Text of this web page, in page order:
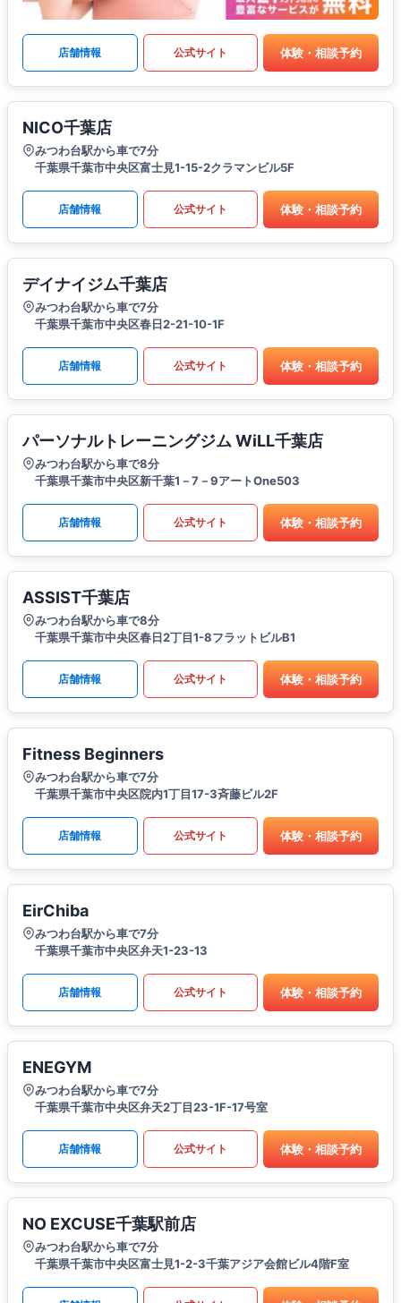
店舗情報 公式サイト 体験・相談予約
NICO千葉店
みつわ台駅から車で7分
千葉県千葉市中央区富士見1-15-2クラマンビル5F
店舗情報 公式サイト 体験・相談予約
デイナイジム千葉店
みつわ台駅から車で7分
千葉県千葉市中央区春日2-21-10-1F
店舗情報 公式サイト 体験・相談予約
パーソナルトレーニングジム WiLL千葉店
みつわ台駅から車で8分
千葉県千葉市中央区新千葉1－7－9アートOne503
店舗情報 公式サイト 体験・相談予約
ASSIST千葉店
みつわ台駅から車で8分
千葉県千葉市中央区春日2丁目1-8フラットビルB1
店舗情報 公式サイト 体験・相談予約
Fitness Beginners
みつわ台駅から車で7分
千葉県千葉市中央区院内1丁目17-3斉藤ビル2F
店舗情報 公式サイト 体験・相談予約
EirChiba
みつわ台駅から車で7分
千葉県千葉市中央区弁天1-23-13​
店舗情報 公式サイト 体験・相談予約
ENEGYM
みつわ台駅から車で7分
千葉県千葉市中央区弁天2丁目23-1F-17号室
店舗情報 公式サイト 体験・相談予約
NO EXCUSE千葉駅前店
みつわ台駅から車で7分
千葉県千葉市中央区富士見1-2-3千葉アジア会館ビル4階F室